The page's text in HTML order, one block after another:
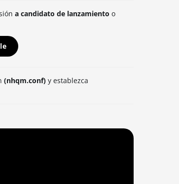
a candidato de lanzamiento o
(nhqm.conf) y establezca